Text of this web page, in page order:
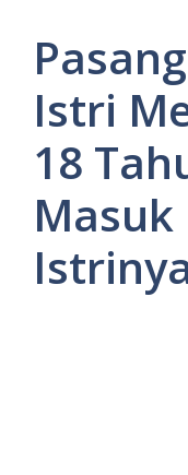
Istri
18
Masuk